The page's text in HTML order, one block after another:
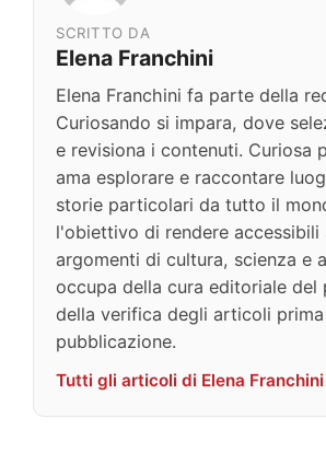
SCRITTO DA
Elena Franchini
Elena Franchini fa parte della
Curiosando si impara, dove
e revisiona i contenuti. Curiosa
ama esplorare e raccontare
storie particolari da tutto il
l'obiettivo di rendere accessibili
argomenti di cultura, scienza e
occupa della cura editoriale del
della verifica degli articoli
pubblicazione.
Tutti gli articoli di Elena